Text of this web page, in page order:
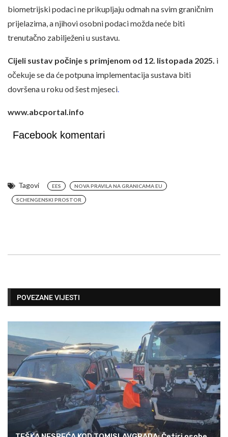
biometrijski podaci ne prikupljaju odmah na svim graničnim
prijelazima, a njihovi osobni podaci možda neće biti
trenutačno zabilježeni u sustavu.
Cijeli sustav počinje s primjenom od 12. listopada 2025. i
očekuje se da će potpuna implementacija sustava biti
dovršena u roku od šest mjeseci
www.abcportal.info
Facebook komentari
Tagovi EES NOVA PRAVILA NA GRANICAMA EU
SCHENGENSKI PROSTOR
POVEZANE VIJESTI